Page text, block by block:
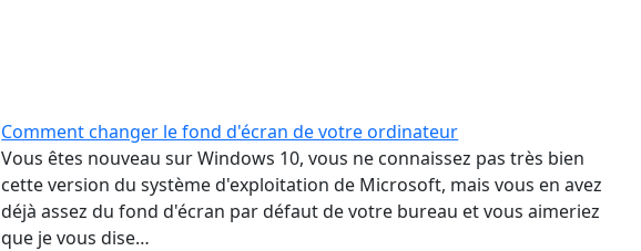
Comment changer le fond d'écran de votre ordinateur
Vous êtes nouveau sur Windows 10, vous ne connaissez pas très bien
cette version du système d'exploitation de Microsoft, mais vous en avez
déjà assez du fond d'écran par défaut de votre bureau et vous aimeriez
que je vous dise…